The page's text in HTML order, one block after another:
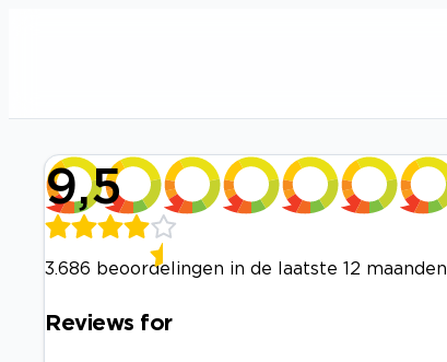
9,5
3.686 beoordelingen in de laatste 12 maanden
Reviews for